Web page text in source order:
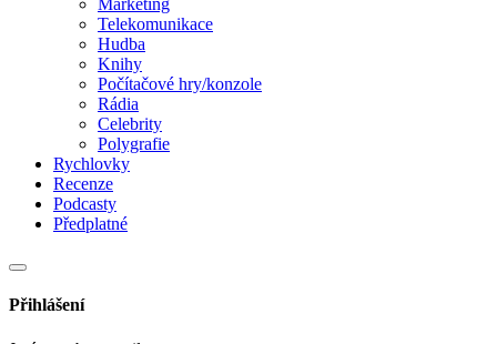
Marketing
Telekomunikace
Hudba
Knihy
Počítačové hry/konzole
Rádia
Celebrity
Polygrafie
Rychlovky
Recenze
Podcasty
Předplatné
Přihlášení